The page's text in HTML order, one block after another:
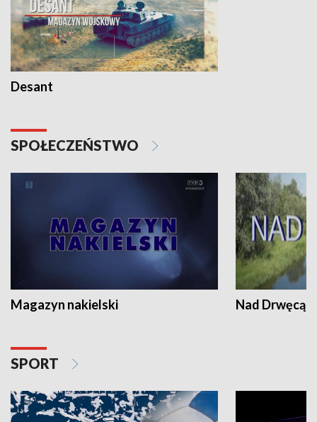
Desant
SPOŁECZEŃSTWO
Magazyn nakielski Nad Drwęcą
SPORT